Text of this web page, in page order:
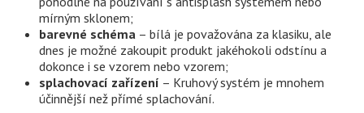
mírným sklonem;
barevné schéma – bílá je považována za klasiku, ale
dnes je možné zakoupit produkt jakéhokoli odstínu a
dokonce i se vzorem nebo vzorem;
splachovací zařízení – Kruhový systém je mnohem
účinnější než přímé splachování.